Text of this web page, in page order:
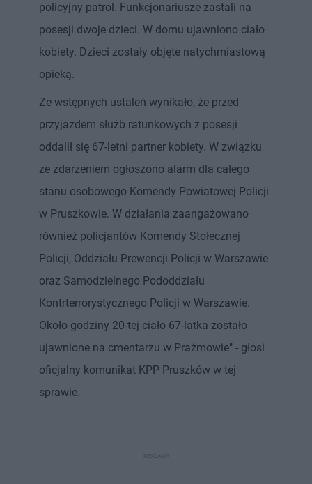
policyjny patrol. Funkcjonariusze zastali na
posesji dwoje dzieci. W domu ujawniono ciało
kobiety. Dzieci zostały objęte natychmiastową
opieką.
Ze wstępnych ustaleń wynikało, że przed
przyjazdem służb ratunkowych z posesji
oddalił się 67-letni partner kobiety. W związku
ze zdarzeniem ogłoszono alarm dla całego
stanu osobowego Komendy Powiatowej Policji
w Pruszkowie. W działania zaangażowano
również policjantów Komendy Stołecznej
Policji, Oddziału Prewencji Policji w Warszawie
oraz Samodzielnego Pododdziału
Kontrterrorystycznego Policji w Warszawie.
Około godziny 20-tej ciało 67-latka zostało
ujawnione na cmentarzu w Prażmowie" - głosi
oficjalny komunikat KPP Pruszków w tej
sprawie.